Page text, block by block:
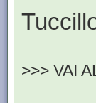
>>> VAI